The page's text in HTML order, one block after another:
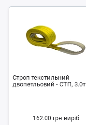
Строп текстильний
двопетльовий - СТП, 3.0т
162.00 грн виріб